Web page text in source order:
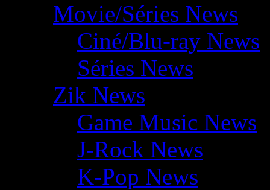
Movie/Séries News
Ciné/Blu-ray News
Séries News
Zik News
Game Music News
J-Rock News
K-Pop News